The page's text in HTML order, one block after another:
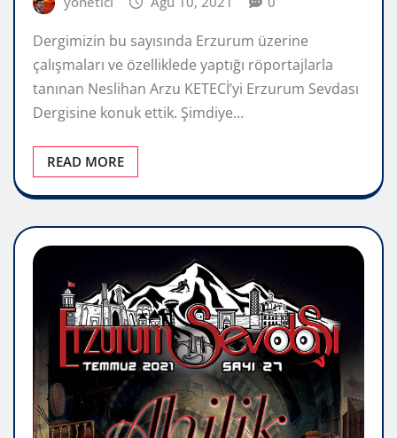
Dergimizin bu sayısında Erzurum üzerine
çalışmaları ve özelliklede yaptığı röportajlarla
tanınan Neslihan Arzu KETECİ’yi Erzurum Sevdası
Dergisine konuk ettik. Şimdiye…
READ MORE